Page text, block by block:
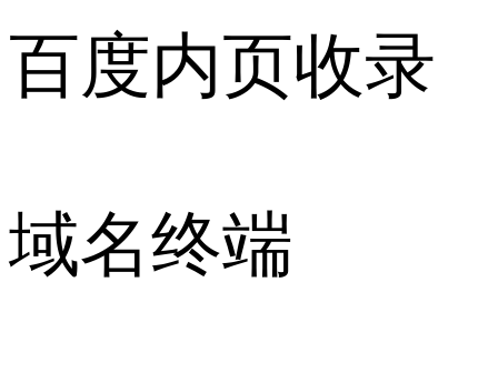
百度内页收录
域名终端